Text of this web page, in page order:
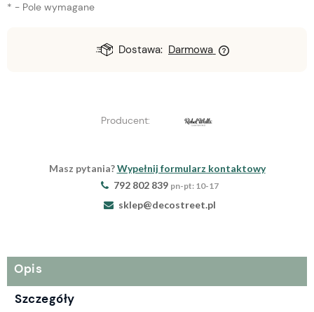
* - Pole wymagane
Dostawa: Darmowa
Producent:
Masz pytania?Wypełnij formularz kontaktowy
792 802 839 pn-pt: 10-17
sklep@decostreet.pl
Opis
Szczegóły